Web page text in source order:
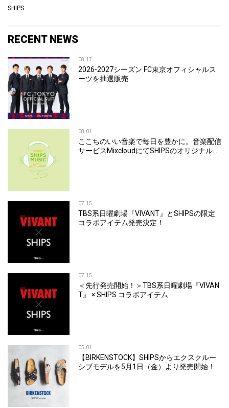
SHIPS
RECENT NEWS
08.17
2026-2027シーズン FC東京オフィシャルス
ーツを抽選販売
08.01
ここちのいい音楽で毎日を豊かに。音楽配信
サービスMixcloudにてSHIPSのオリジナルミ
07.15
TBS系日曜劇場『VIVANT』とSHIPSの限定
コラボアイテム発売決定！
07.15
＜先行発売開始！＞TBS系日曜劇場『VIVAN
T』 × SHIPS コラボアイテム
05.01
【BIRKENSTOCK】SHIPSからエクスクルー
シブモデルを5月1日（金）より発売開始！